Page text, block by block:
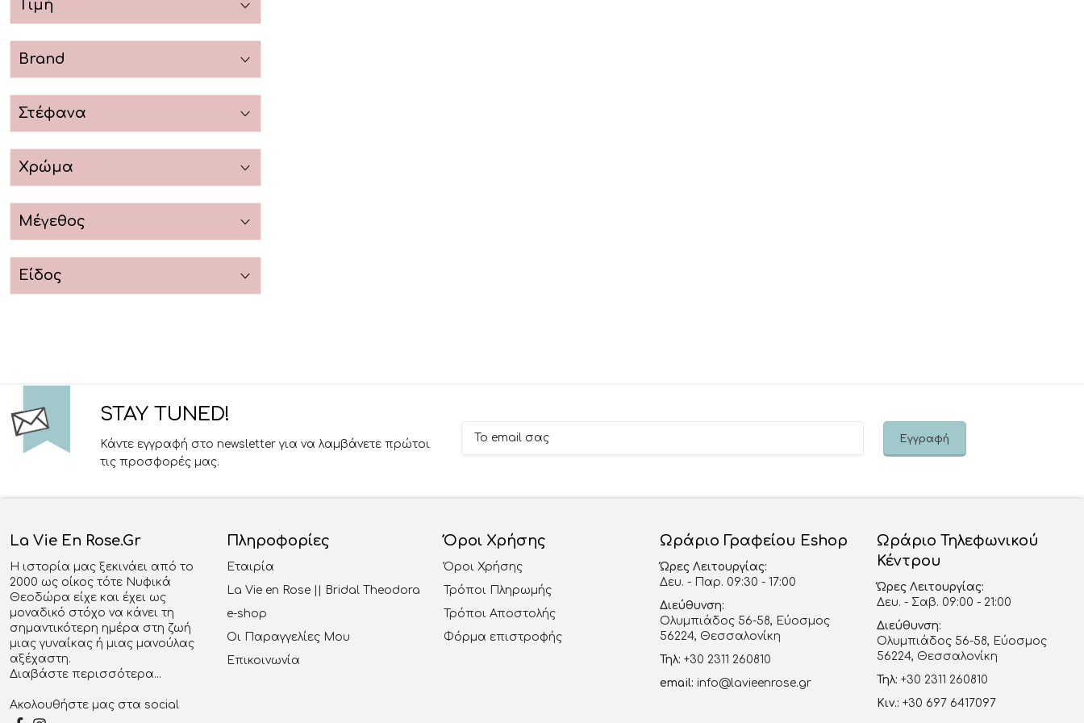
Τιμή
Brand
Στέφανα
Χρώμα
Μέγεθος
Είδος
STAY TUNED!
Κάντε εγγραφή στο newsletter για να λαμβάνετε πρώτοι
τις προσφορές μας.
La Vie En Rose.gr
Η ιστορία μας ξεκινάει από το
2000 ως οίκος τότε Νυφικά
Θεοδώρα είχε και έχει ως
μοναδικό στόχο να κάνει τη
σημαντικότερη ημέρα στη ζωή
μιας γυναίκας ή μιας μανούλας
αξέχαστη.
Διαβάστε περισσότερα...
Ακολουθήστε μας στα social
Πληροφορίες
Εταιρία
La Vie en Rose || Bridal Theodora
e-shop
Οι Παραγγελίες Μου
Επικοινωνία
Όροι Χρήσης
Όροι Χρήσης
Τρόποι Πληρωμής
Τρόποι Αποστολής
Φόρμα επιστροφής
Ωράριο Γραφείου Eshop
Ώρες Λειτουργίας:
Δευ. - Παρ. 09:30 - 17:00
Διεύθυνση:
Ολυμπιάδος 56-58, Εύοσμος
56224, Θεσσαλονίκη
Τηλ: +30 2311 260810
email: info@lavieenrose.gr
Ωράριο Τηλεφωνικού
Κέντρου
Ώρες Λειτουργίας:
Δευ. - Σαβ. 09:00 - 21:00
Διεύθυνση:
Ολυμπιάδος 56-58, Εύοσμος
56224, Θεσσαλονίκη
Τηλ: +30 2311 260810
Κιν.: +30 697 6417097